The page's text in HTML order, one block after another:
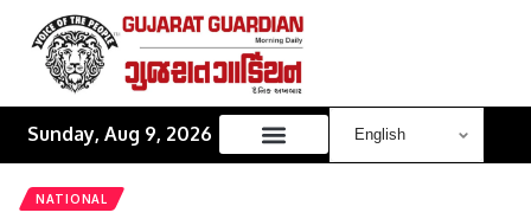
Sunday, Aug 9, 2026
NATIONAL